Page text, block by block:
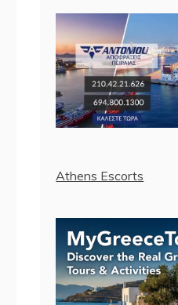
Athens Escorts